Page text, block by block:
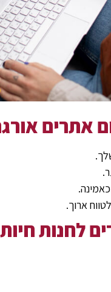
אתרים
ארוך.
לחנות חיות